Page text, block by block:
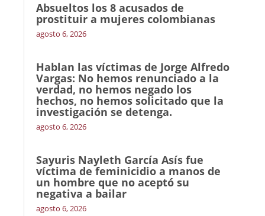
Absueltos los 8 acusados de
prostituir a mujeres colombianas
agosto 6, 2026
Hablan las víctimas de Jorge Alfredo
Vargas: No hemos renunciado a la
verdad, no hemos negado los
hechos, no hemos solicitado que la
investigación se detenga.
agosto 6, 2026
Sayuris Nayleth García Asís fue
víctima de feminicidio a manos de
un hombre que no aceptó su
negativa a bailar
agosto 6, 2026